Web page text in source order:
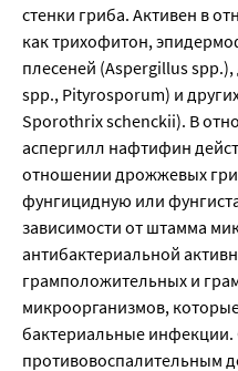
стенки гриба. Активен в
как трихофитон,
плесеней (Aspergillus
spp., Pityrosporum) и
Sporothrix schenckii). В
аспергилл нафтифин
отношении дрожжевых
фунгицидную или
зависимости от штамма
антибактериальной
грамположительных и
микроорганизмов,
бактериальные инфекции.
противовоспалительным